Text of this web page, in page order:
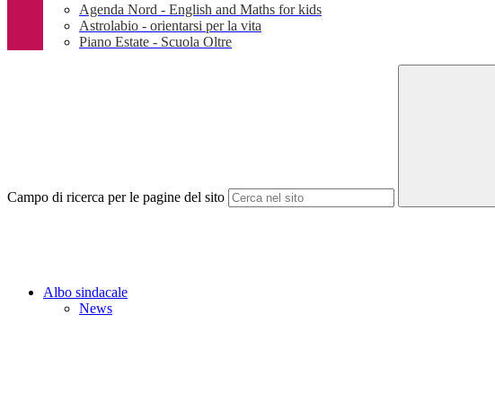
Agenda Nord - English and Maths for kids
Astrolabio - orientarsi per la vita
Piano Estate - Scuola Oltre
Campo di ricerca per le pagine del sito
Albo sindacale
News